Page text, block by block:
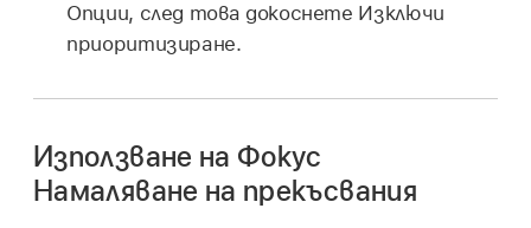
Опции, след това докоснете Изключи
приоритизиране.
Използване на Фокус
Намаляване на прекъсвания